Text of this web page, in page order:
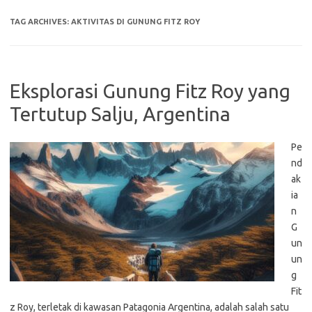
TAG ARCHIVES: AKTIVITAS DI GUNUNG FITZ ROY
Eksplorasi Gunung Fitz Roy yang
Tertutup Salju, Argentina
Pe
nd
ak
ia
n
G
un
un
g
Fit
z Roy, terletak di kawasan Patagonia Argentina, adalah salah satu